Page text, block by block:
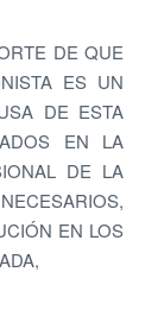
DE QUE
ES UN
DE ESTA
EN LA
DE LA
EN LOS